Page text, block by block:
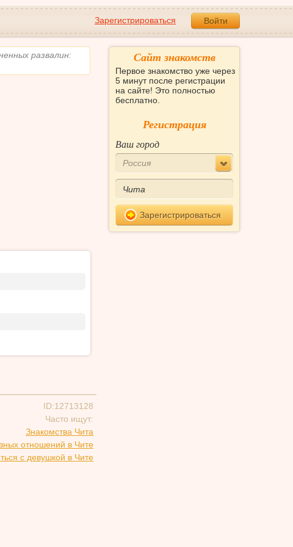
Зарегистрироваться Войти
развалин:
ID:12713128
Часто ищут:
Знакомства Чита
отношений в Чите
с девушкой в Чите
Сайт знакомств
Первое знакомство уже через
5 минут после регистрации
на сайте! Это полностью
бесплатно.
Регистрация
Ваш город
Россия
Зарегистрироваться